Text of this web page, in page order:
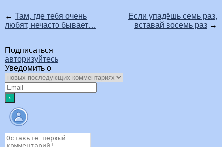
← Там, где тебя очень
любят, нечасто бывает…
Если упадёшь семь раз,
вставай восемь раз →
Подписаться
авторизуйтесь
Уведомить о